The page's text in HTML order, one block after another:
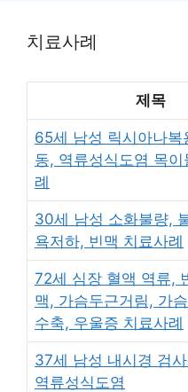
치료사례
제목
65세 남성 릭시아나복
동, 역류성식도염 목
례
30세 남성 소화불량,
욕저하, 빈맥 치료사례
72세 심장 혈액 역류,
맥, 가슴두근거림, 가
수축, 우울증 치료사례
37세 남성 내시경 검
역류성식도염